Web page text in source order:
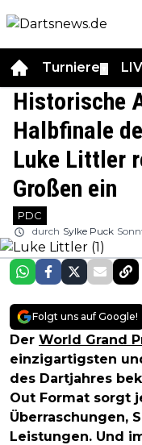
Turniere
Historische
Halbfinale
Luke Littler
Großen ein
PDC
durch Sylke Puck
Folgt uns auf Google!
Der World Grand
einzigartigsten
des Dartjahres
Out Format sorgt
Überraschungen,
Leistungen. Und